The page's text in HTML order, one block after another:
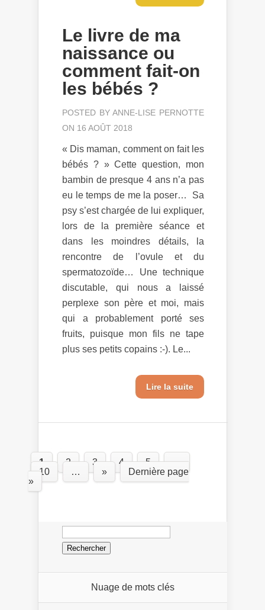
Le livre de ma
naissance ou
comment fait-on
les bébés ?
POSTED BYANNE-LISE PERNOTTE
ON 16 AOÛT 2018
« Dis maman, comment on fait les
bébés ? » Cette question, mon
bambin de presque 4 ans n’a pas
eu le temps de me la poser… Sa
psy s’est chargée de lui expliquer,
lors de la première séance et
dans les moindres détails, la
rencontre de l’ovule et du
spermatozoïde… Une technique
discutable, qui nous a laissé
perplexe son père et moi, mais
qui a probablement porté ses
fruits, puisque mon fils ne tape
plus ses petits copains :-). Le...
Lire la suite
1 2 3 4 5
…
10
… »
Dernière page
»
Rechercher :
Nuage de mots clés